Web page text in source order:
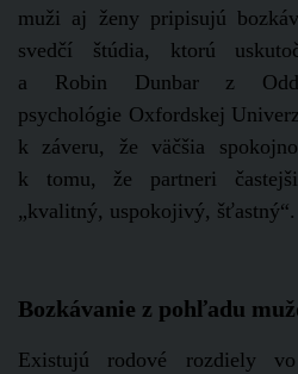
muži aj ženy pripisujú
svedčí štúdia, ktorú
a Robin Dunbar z
psychológie Oxfordskej
k záveru, že väčšia
k tomu, že partneri
„kvalitný, uspokojivý, šťastný“.
Bozkávanie z pohľadu
Existujú rodové rozdiely